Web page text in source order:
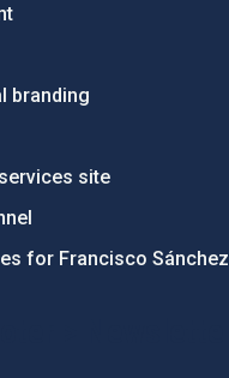
branding
site
for Francisco Sánchez